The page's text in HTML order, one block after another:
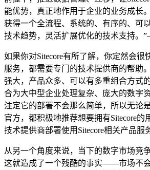
能优势，真正地作用于企业的业务成长
获得一个全流程、系统的、有序的、可
技术趋势，灵活扩展优化的技术支持
如果你对Sitecore有所了解，你定然会很
服务，都需要专门的技术提供商的帮助
强大，产品众多、可以有多重组合方式
合为大中型企业处理复杂、庞大的数字
注定它的部署不会那么简单，所以无论
官方，都积极地推荐想要拥有Sitecore的
技术提供商部署使用Sitecore相关产品服
从另一个角度来说，当下的数字市场竞
这就造成了一个残酷的事实——市场不